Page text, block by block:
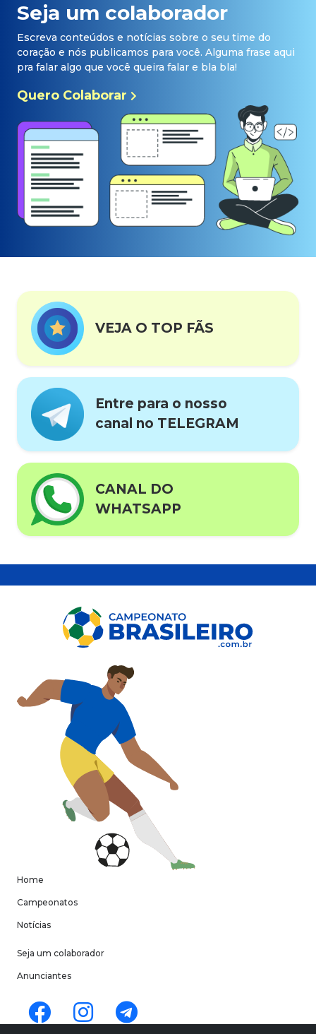
Seja um colaborador
Escreva conteúdos e notícias sobre o seu time do
coração e nós publicamos para você. Alguma frase aqui
pra falar algo que você queira falar e bla bla!
Quero Colaborar
VEJA O TOP FÃS
Entre para o nosso
canal no TELEGRAM
CANAL DO
WHATSAPP
Home
Campeonatos
Notícias
Seja um colaborador
Anunciantes